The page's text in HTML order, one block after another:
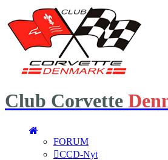
Club Corvette
FORUM
CCD-Nyt